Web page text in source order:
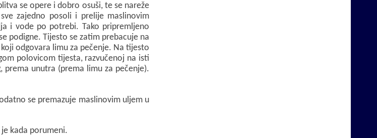
se opere i dobro osuši, te se nareže
zajedno posoli i prelije maslinovim
i vode po potrebi. Tako pripremljeno
podigne. Tijesto se zatim prebacuje na
odgovara limu za pečenje. Na tijesto
polovicom tijesta, razvučenoj na isti
prema unutra (prema limu za pečenje).
se premazuje maslinovim uljem u
kada porumeni.